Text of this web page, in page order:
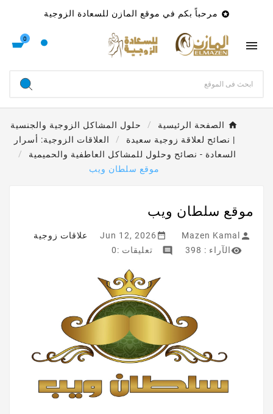
 مرحباً بكم في موقع المازن للسعادة الزوجية

0
الصفحة الرئيسية
حلول المشاكل الزوجية والجنسية
| نصائح لعلاقة زوجية سعيدة
العلاقات الزوجية: أسرار
السعادة - نصائح وحلول للمشاكل العاطفية والحميمية
موقع سلطان ويب
موقع سلطان ويب

Mazen Kamal

Jun 12, 2026 علاقات زوجية
الآراء :  تعليقات :0